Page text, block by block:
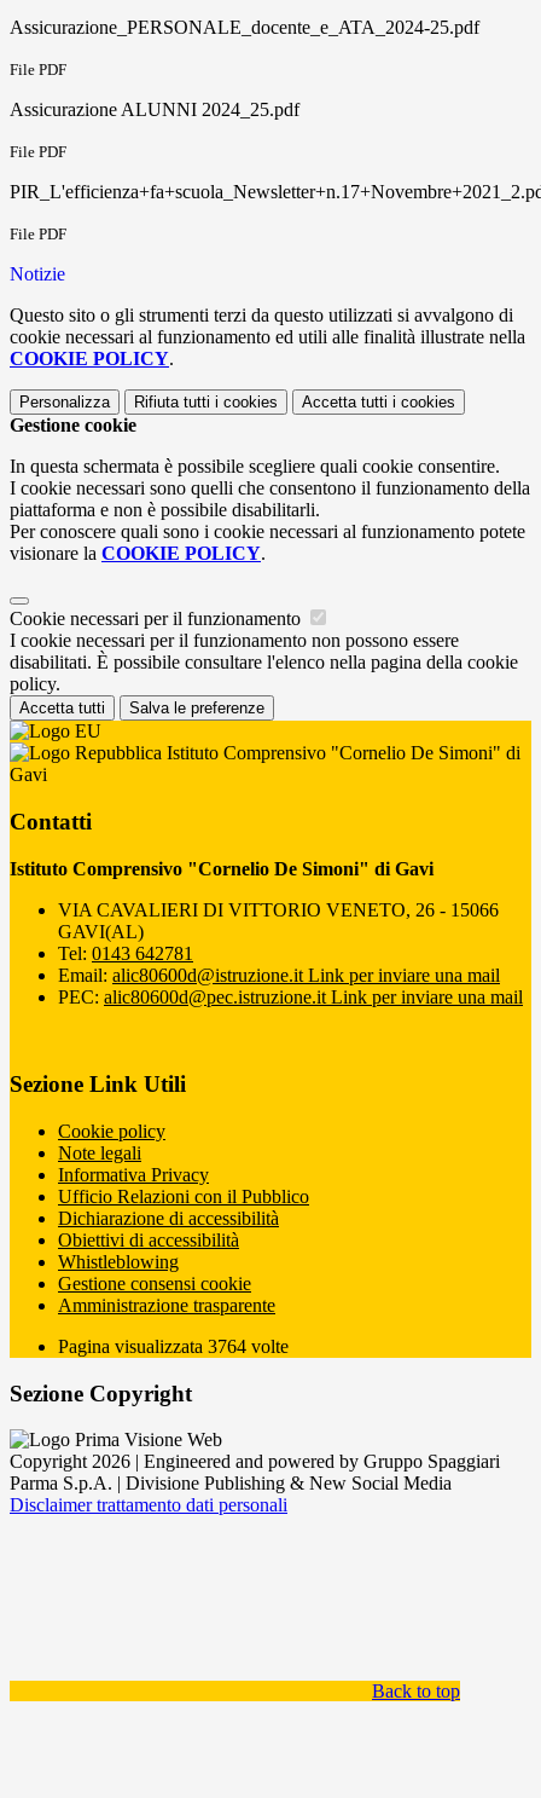
Assicurazione_PERSONALE_docente_e_ATA_2024-25.pdf
File PDF
Assicurazione ALUNNI 2024_25.pdf
File PDF
File PDF
Notizie
Questo sito o gli strumenti terzi da questo utilizzati si avvalgono di
cookie necessari al funzionamento ed utili alle finalità illustrate nella
COOKIE POLICY.
Personalizza Rifiuta tutti i cookies Accetta tutti i cookies
Gestione cookie
In questa schermata è possibile scegliere quali cookie consentire.
I cookie necessari sono quelli che consentono il funzionamento della
piattaforma e non è possibile disabilitarli.
Per conoscere quali sono i cookie necessari al funzionamento potete
visionare la COOKIE POLICY.
Cookie necessari per il funzionamento
I cookie necessari per il funzionamento non possono essere
disabilitati. È possibile consultare l'elenco nella pagina della cookie
policy.
Accetta tutti Salva le preferenze
Istituto Comprensivo "Cornelio De Simoni" di
Gavi
Contatti
Istituto Comprensivo "Cornelio De Simoni" di Gavi
VIA CAVALIERI DI VITTORIO VENETO, 26 - 15066
GAVI(AL)
Tel: 0143 642781
Email: alic80600d@istruzione.it Link per inviare una mail
PEC: alic80600d@pec.istruzione.it Link per inviare una mail
Sezione Link Utili
Cookie policy
Note legali
Informativa Privacy
Ufficio Relazioni con il Pubblico
Dichiarazione di accessibilità
Obiettivi di accessibilità
Whistleblowing
Gestione consensi cookie
Amministrazione trasparente
Pagina visualizzata 3764 volte
Sezione Copyright
Copyright 2026 | Engineered and powered by Gruppo Spaggiari
Parma S.p.A. | Divisione Publishing & New Social Media
Disclaimer trattamento dati personali
Back to top